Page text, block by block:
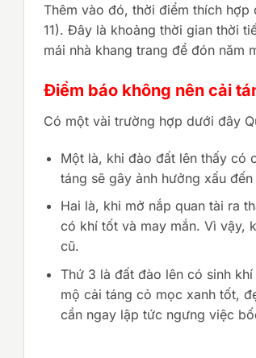
Thêm vào đó, thời điểm thích
11). Đây là khoảng thời gian thời
mái nhà khang trang để đón năm
Điềm báo không nên cải
Có một vài trường hợp dưới đây
Một là, khi đào đất lên thấy có
táng sẽ gây ảnh hưởng xấu
Hai là, khi mở nắp quan tài ra
có khí tốt và may mắn. Vì vậy,
cũ.
Thứ 3 là đất đào lên có sinh
mộ cải táng cỏ mọc xanh tốt,
cần ngay lập tức ngưng việc